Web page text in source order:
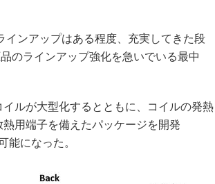
ンアップはある程度、充実してきた段
のラインアップ強化を急いでいる最中
ルが大型化するとともに、コイルの発熱
用端子を備えたパッケージを開発
能になった。